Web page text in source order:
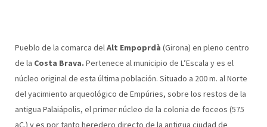
Pueblo de la comarca delAlt Empoprdà (Girona) en pleno centro
de la Costa Brava. Pertenece al municipio de L’Escala y es el
núcleo original de esta última población. Situado a 200 m. al Norte
del yacimiento arqueológico de Empúries, sobre los restos de la
antigua Palaiápolis, el primer núcleo de la colonia de foceos (575